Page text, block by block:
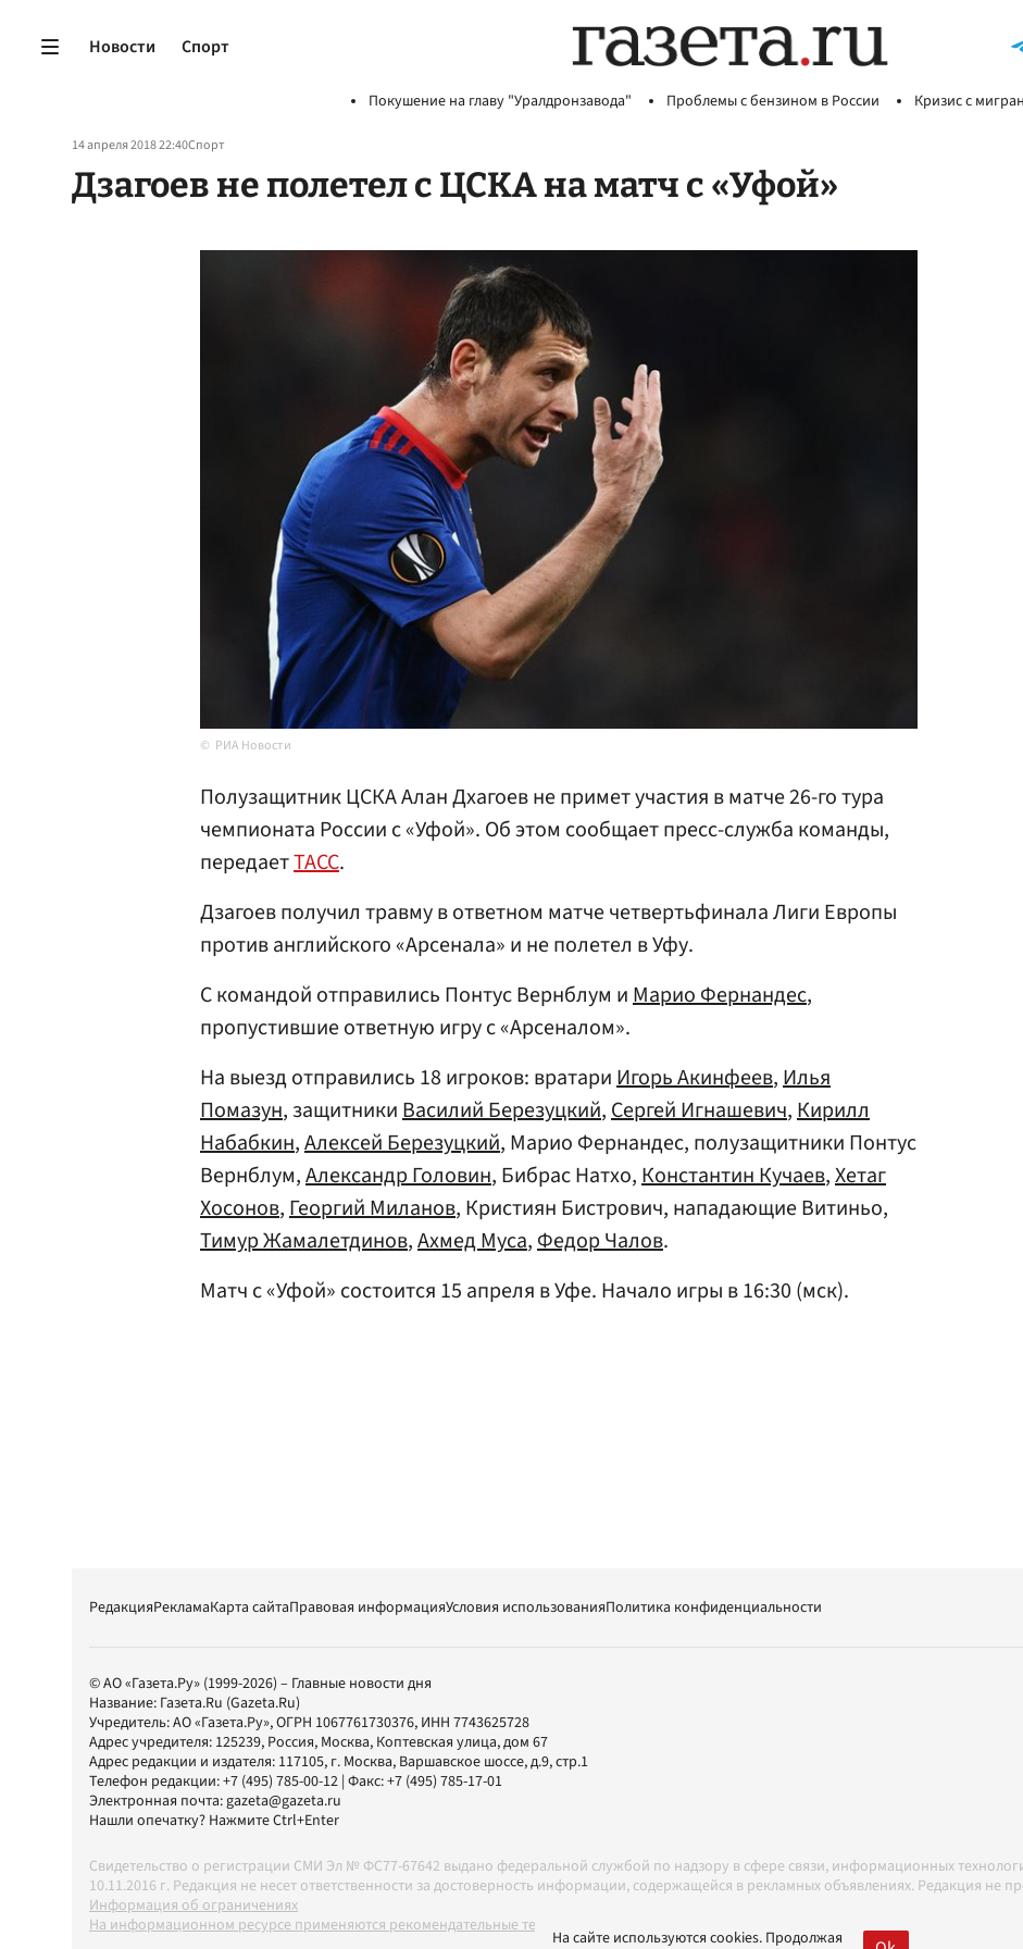
Новости Спорт
Покушение на главу "Уралдронзавода" Проблемы с бензином в России Кризис с
14 апреля 2018 22:40Спорт
Дзагоев не полетел с ЦСКА на матч с «Уфой»
РИА Новости
Полузащитник ЦСКА Алан Дхагоев не примет участия в матче 26-го тура
чемпионата России с «Уфой». Об этом сообщает пресс-служба команды,
передаетТАСС.
Дзагоев получил травму в ответном матче четвертьфинала Лиги Европы
против английского «Арсенала» и не полетел в Уфу.
С командой отправились Понтус Вернблум иМарио Фернандес,
пропустившие ответную игру с «Арсеналом».
На выезд отправились 18 игроков: вратариИгорь Акинфеев,Илья
Помазун, защитникиВасилий Березуцкий,Сергей Игнашевич,Кирилл
Набабкин,Алексей Березуцкий, Марио Фернандес, полузащитники Понтус
Вернблум,Александр Головин, Бибрас Натхо,Константин Кучаев,Хетаг
Хосонов,Георгий Миланов, Кристиян Бистрович, нападающие Витиньо,
Тимур Жамалетдинов,Ахмед Муса,Федор Чалов.
Матч с «Уфой» состоится 15 апреля в Уфе. Начало игры в 16:30 (мск).
РедакцияРекламаКарта сайтаПравовая информацияУсловия использованияПолитика конфиденциальности
© АО «Газета.Ру» (1999-2026) – Главные новости дня
Название: Газета.Ru (Gazeta.Ru)
Учредитель:АО «Газета.Ру», ОГРН 1067761730376, ИНН 7743625728
Адрес учредителя: 125239, Россия, Москва, Коптевская улица, дом 67
Адрес редакции и издателя: 117105, г. Москва, Варшавское шоссе, д.9, стр.1
Телефон редакции:+7 (495) 785-00-12 | Факс:+7 (495) 785-17-01
Электронная почта:gazeta@gazeta.ru
Нашли опечатку? Нажмите Ctrl+Enter
Свидетельство о регистрации СМИ Эл № ФС77-67642 выдано федеральной службой по надзору в сфере связи, информационных
10.11.2016 г. Редакция не несет ответственности за достоверность информации, содержащейся в рекламных объявлениях. Редакция не
Информация об ограничениях
На информационном ресурсе применяются рекомендательные технологии в соответствии с Правилами
На сайте используются cookies. Продолжая